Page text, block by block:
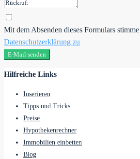
Mit dem Absenden dieses Formulars
Datenschutzerklärung zu
E-Mail senden
Hilfreiche Links
Inserieren
Tipps und Tricks
Preise
Hypothekenrechner
Immobilien einbetten
Blog